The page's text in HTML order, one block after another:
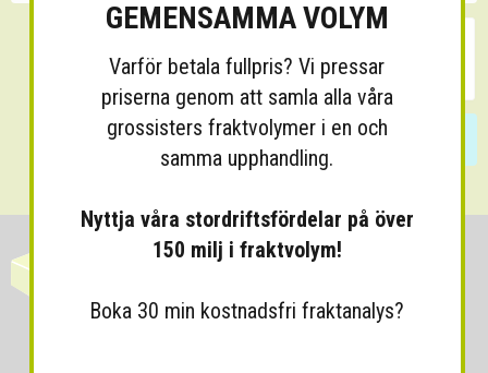
GEMENSAMMA VOLYM
Varför betala fullpris? Vi pressar
priserna genom att samla alla våra
grossisters fraktvolymer i en och
samma upphandling.
Nyttja våra stordriftsfördelar på över
150 milj i fraktvolym!
Boka 30 min kostnadsfri fraktanalys?